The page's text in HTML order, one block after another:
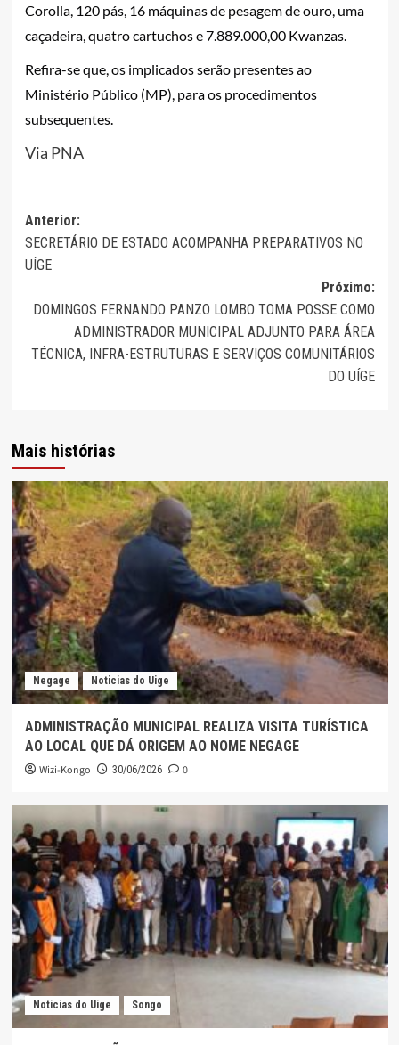
Corolla, 120 pás, 16 máquinas de pesagem de ouro, uma
caçadeira, quatro cartuchos e 7.889.000,00 Kwanzas.
Refira-se que, os implicados serão presentes ao
Ministério Público (MP), para os procedimentos
subsequentes.
Via PNA
Navegação
de
Anterior:
SECRETÁRIO DE ESTADO ACOMPANHA PREPARATIVOS NO
UÍGE
Próximo:
DOMINGOS FERNANDO PANZO LOMBO TOMA POSSE COMO
ADMINISTRADOR MUNICIPAL ADJUNTO PARA ÁREA
TÉCNICA, INFRA-ESTRUTURAS E SERVIÇOS COMUNITÁRIOS
DO UÍGE
Mais histórias
Negage Noticias do Uige
ADMINISTRAÇÃO MUNICIPAL REALIZA VISITA TURÍSTICA
AO LOCAL QUE DÁ ORIGEM AO NOME NEGAGE
Wizi-Kongo 30/06/2026 0
Noticias do Uige Songo